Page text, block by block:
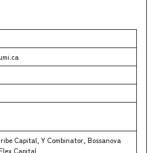
Capital, Y Combinator, Bossanova
Capital